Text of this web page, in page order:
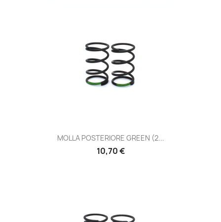
MOLLA POSTERIORE GREEN (2...
Prezzo
10,70 €